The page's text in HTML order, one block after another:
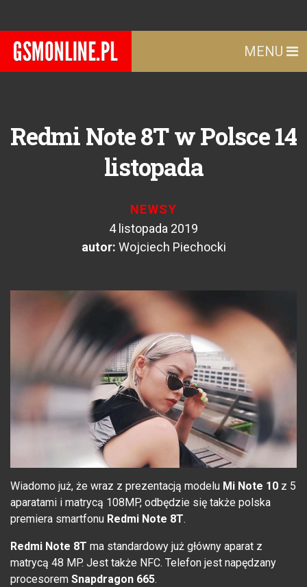
MENU
Redmi Note 8T w Polsce 14
listopada
NEWSY
4 listopada 2019
autor: Wojciech Piechocki
Wiadomo już, że wraz z prezentacją modelu Mi Note 10 z 5
aparatami i matrycą 108MP, odbędzie się także polska
premiera smartfonu Redmi Note 8T.
Redmi Note 8T ma standardowy już główny aparat z
matrycą 48 MP. Jest także NFC. Telefon jest napędzany
procesorem Snapdragon 665.